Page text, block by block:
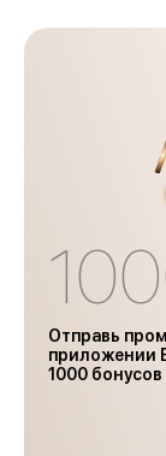
Отправь
приложении
1000 бонусов